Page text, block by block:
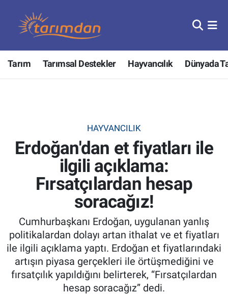
Tarım Tarımsal Destekler Hayvancılık Dünyada
HAYVANCILIK
Erdoğan'dan et fiyatları ile
ilgili açıklama:
Fırsatçılardan hesap
soracağız!
Cumhurbaşkanı Erdoğan, uygulanan yanlış
politikalardan dolayı artan ithalat ve et fiyatları
ile ilgili açıklama yaptı. Erdoğan et fiyatlarındaki
artışın piyasa gerçekleri ile örtüşmediğini ve
fırsatçılık yapıldığını belirterek, “Fırsatçılardan
hesap soracağız” dedi.
Tarım
Hayvancılık
Tarımsal Destekler
Tarım Bakanlığı
Tarım Kredi Kooperatifleri
Pankobirlik
Et fiyatları
Nöbetçi Eczaneler
Hava Durumu
Tüm Manşetler
Son Dakika Haberleri